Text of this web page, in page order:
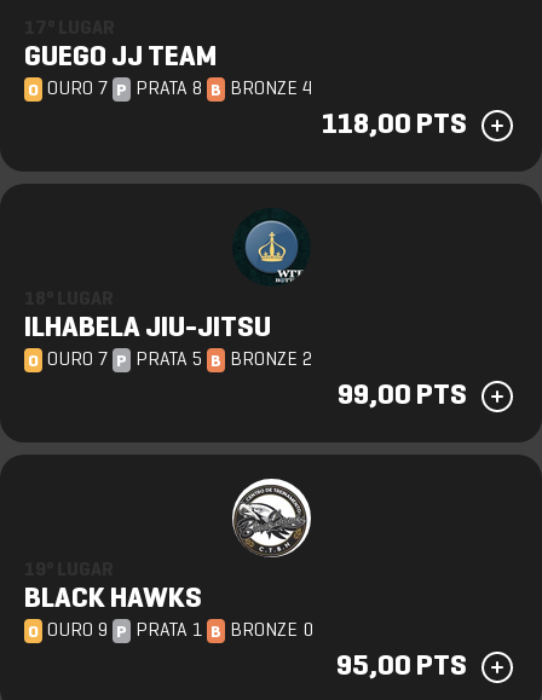
GUEGO JJ TEAM
O OURO 7 P PRATA 8 B BRONZE 4
118,00 PTS
ILHABELA JIU-JITSU
O OURO 7 P PRATA 5 B BRONZE 2
99,00 PTS
BLACK HAWKS
O OURO 9 P PRATA 1 B BRONZE 0
95,00 PTS